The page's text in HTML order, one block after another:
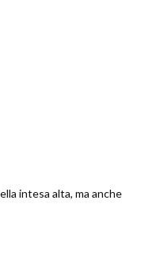
intesa alta, ma anche